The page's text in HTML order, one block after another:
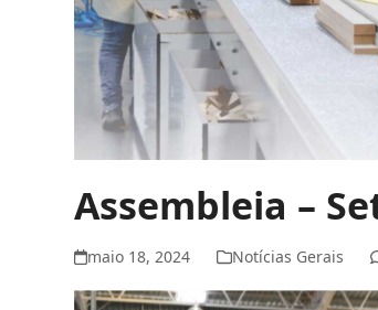
Assembleia –
maio 18, 2024 Notícias Gerais